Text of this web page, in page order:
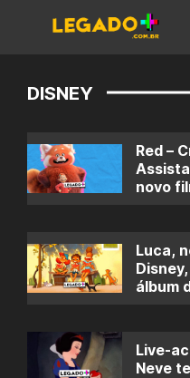
DISNEY
Red –
novo
Luca,
álbum
Live-
Neve